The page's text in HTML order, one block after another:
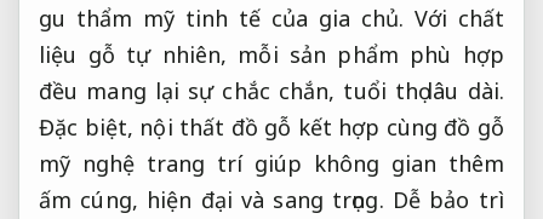
gu thẩm mỹ tinh tế của gia chủ. Với chất
liệu gỗ tự nhiên, mỗi sản phẩm phù hợp
đều mang lại sự chắc chắn, tuổi thọ lâu dài.
Đặc biệt, nội thất đồ gỗ kết hợp cùng đồ gỗ
mỹ nghệ trang trí giúp không gian thêm
ấm cúng, hiện đại và sang trọng. Dễ bảo trì